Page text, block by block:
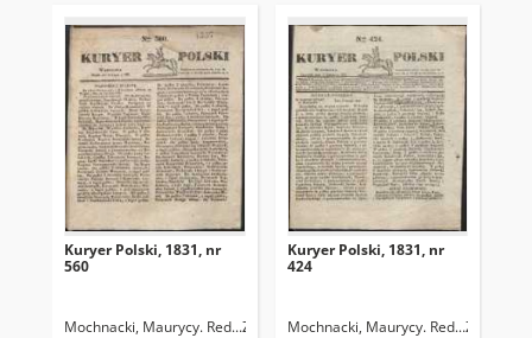
Kuryer Polski, 1831, nr
560
Mochnacki, Maurycy. Red. Zukowski, Jan. Red.
Kuryer Polski, 1831, nr
424
Mochnacki, Maurycy. Red. Zukowski,